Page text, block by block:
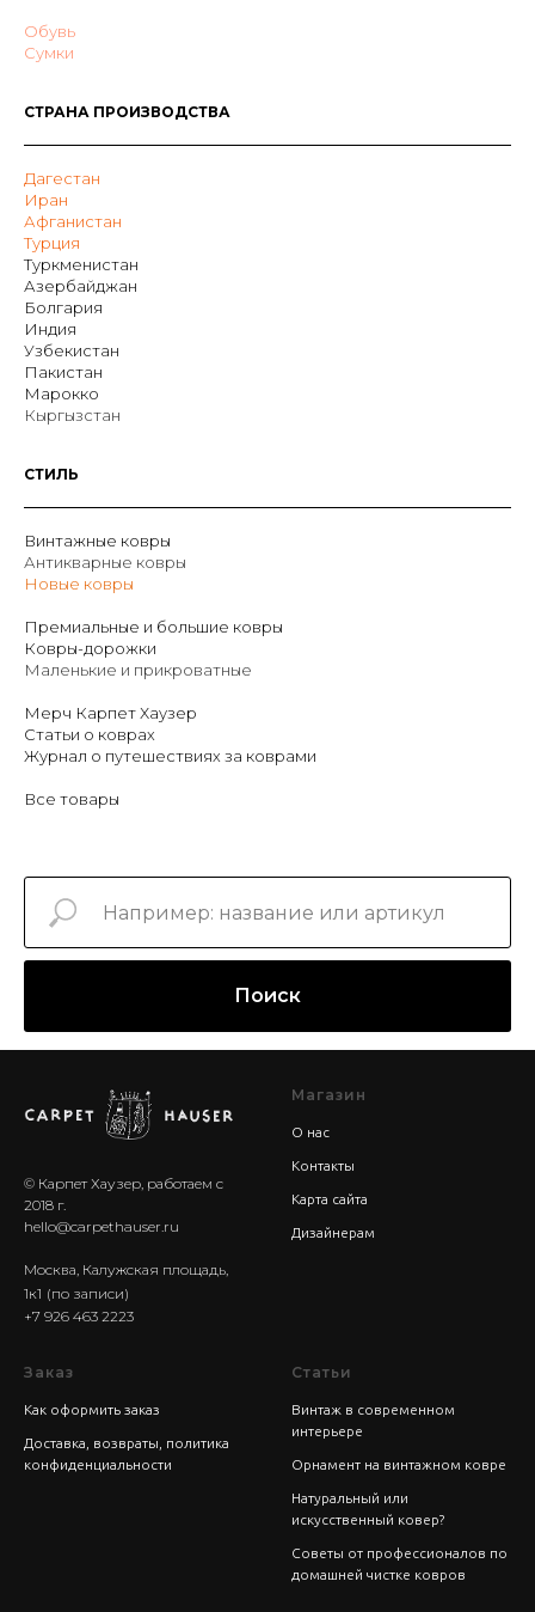
Обувь
Сумки
СТРАНА ПРОИЗВОДСТВА
Дагестан
Иран
Афганистан
Турция
Туркменистан
Азербайджан
Болгария
Индия
Узбекистан
Пакистан
Марокко
Кыргызстан
СТИЛЬ
Винтажные ковры
Антикварные ковры
Новые ковры
Премиальные и большие ковры
Ковры-дорожки
Маленькие и прикроватные
Мерч Карпет Хаузер
Статьи о коврах
Журнал о путешествиях за коврами
Все товары
Поиск
© Карпет Хаузер, работаем с
2018 г.
hello@carpethauser.ru
Москва, Калужская площадь,
1к1 (по записи)
+7 926 463 2223
Магазин
О нас
Контакты
Карта сайта
Дизайнерам
Заказ
Как оформить заказ
Доставка, возвраты, политика
конфиденциальности
Статьи
Винтаж в современном
интерьере
Орнамент на винтажном ковре
Натуральный или
искусственный ковер?
Советы от профессионалов по
домашней чистке ковров